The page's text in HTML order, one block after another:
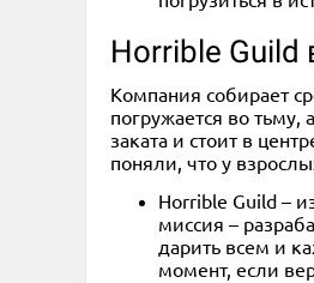
Horrible
Компания собирает
погружается во тьму,
заката и стоит в
поняли, что у
Horrible Guild –
миссия –
дарить всем и
момент, если